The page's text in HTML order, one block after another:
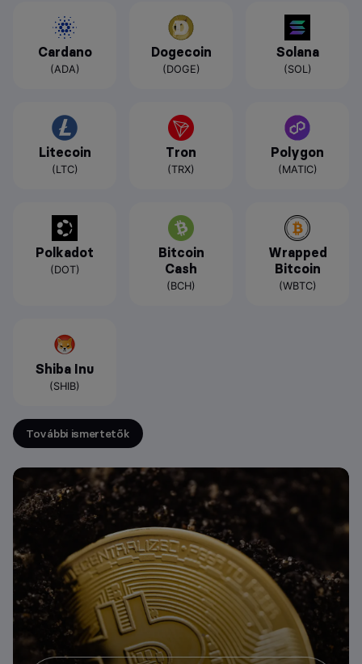
Cardano
(ADA)
Dogecoin
(DOGE)
Solana
(SOL)
Litecoin
(LTC)
Tron
(TRX)
Polygon
(MATIC)
Polkadot
(DOT)
Bitcoin
Cash
(BCH)
Wrapped
Bitcoin
(WBTC)
Shiba Inu
(SHIB)
További ismertetők